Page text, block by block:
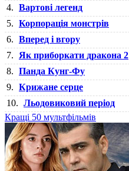
4. Вартові легенд
5. Корпорація монстрів
6. Вперед і вгору
7.
Як приборкати дракона 2
8. Панда Кунг-Фу
9. Крижане серце
10. Льодовиковий період
Кращі 50 мультфільмів